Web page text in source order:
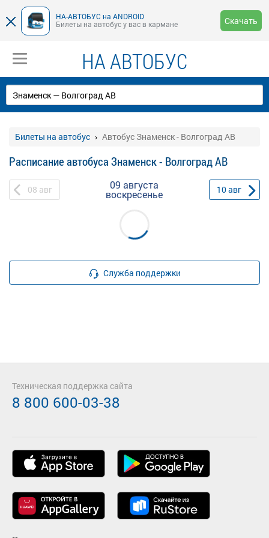
НА-АВТОБУС на ANDROID
Билеты на автобус у вас в кармане
Скачать
НА АВТОБУС
Билеты на автобус Автобус Знаменск - Волгоград АВ
Расписание автобуса Знаменск - Волгоград АВ
08 авг 09 августа
воскресенье 10авг
Служба поддержки
Техническая поддержка сайта
8 800 600-03-38